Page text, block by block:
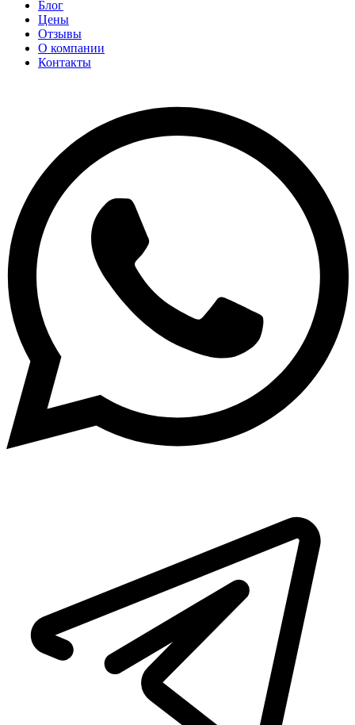
Блог
Цены
Отзывы
О компании
Контакты